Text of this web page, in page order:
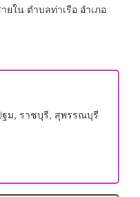
ใน ตำบลท่าเรือ อำเภอ
ม, ราชบุรี, สุพรรณบุรี